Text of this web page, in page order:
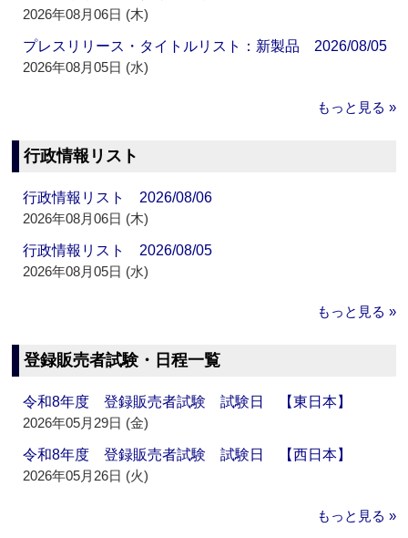
2026年08月06日 (木)
プレスリリース・タイトルリスト：新製品 2026/08/05
2026年08月05日 (水)
もっと見る »
行政情報リスト
行政情報リスト 2026/08/06
2026年08月06日 (木)
行政情報リスト 2026/08/05
2026年08月05日 (水)
もっと見る »
登録販売者試験・日程一覧
令和8年度 登録販売者試験 試験日 【東日本】
2026年05月29日 (金)
令和8年度 登録販売者試験 試験日 【西日本】
2026年05月26日 (火)
もっと見る »